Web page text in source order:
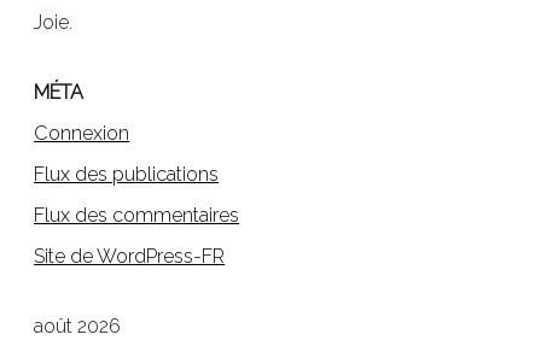
Joie.
MÉTA
Connexion
Flux des publications
Flux des commentaires
Site de WordPress-FR
août 2026